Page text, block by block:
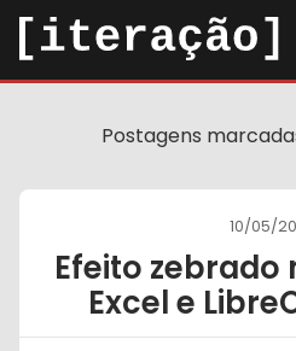
arquivo
Tema
Postagens
Efeito
Excel e
10/05/